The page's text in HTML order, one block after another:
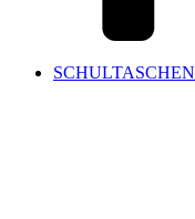
SCHULTASCHEN